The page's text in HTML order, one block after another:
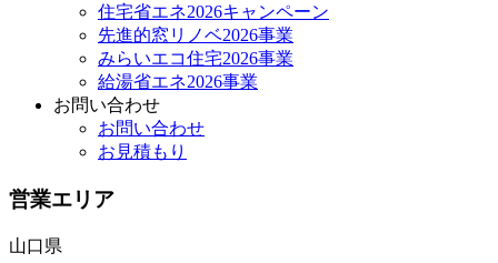
住宅省エネ2026キャンペーン
先進的窓リノベ2026事業
みらいエコ住宅2026事業
給湯省エネ2026事業
お問い合わせ
お問い合わせ
お見積もり
営業エリア
山口県